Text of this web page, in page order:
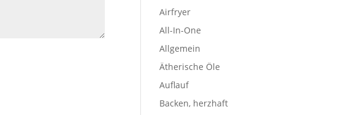
Airfryer
All-In-One
Allgemein
Ätherische Öle
Auflauf
Backen, herzhaft